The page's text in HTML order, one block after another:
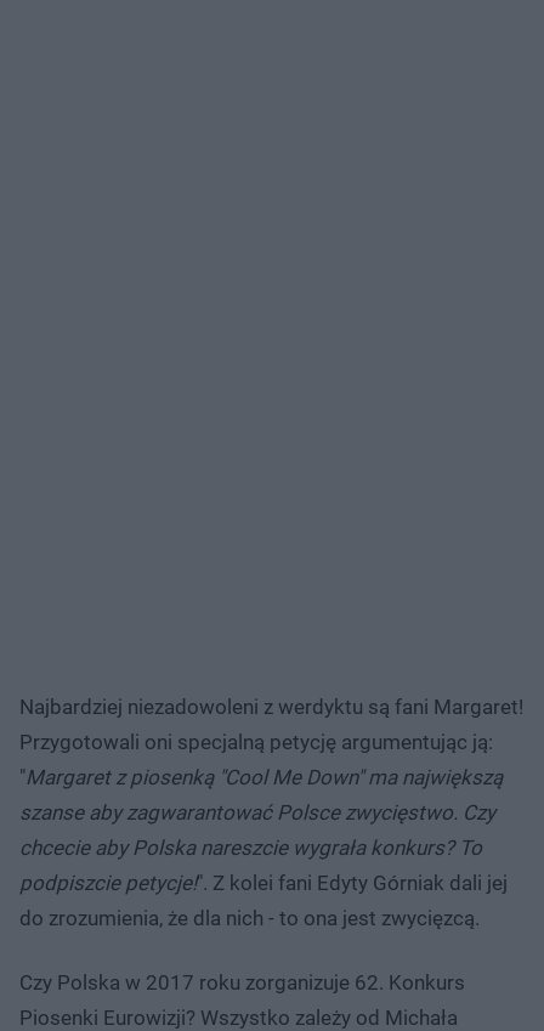
Najbardziej niezadowoleni z werdyktu są fani Margaret!
Przygotowali oni specjalną petycję argumentując ją:
"Margaret z piosenką "Cool Me Down" ma największą
szanse aby zagwarantować Polsce zwycięstwo. Czy
chcecie aby Polska nareszcie wygrała konkurs? To
podpiszcie petycje!". Z kolei fani Edyty Górniak dali jej
do zrozumienia, że dla nich - to ona jest zwycięzcą.
Czy Polska w 2017 roku zorganizuje 62. Konkurs
Piosenki Eurowizji? Wszystko zależy od Michała